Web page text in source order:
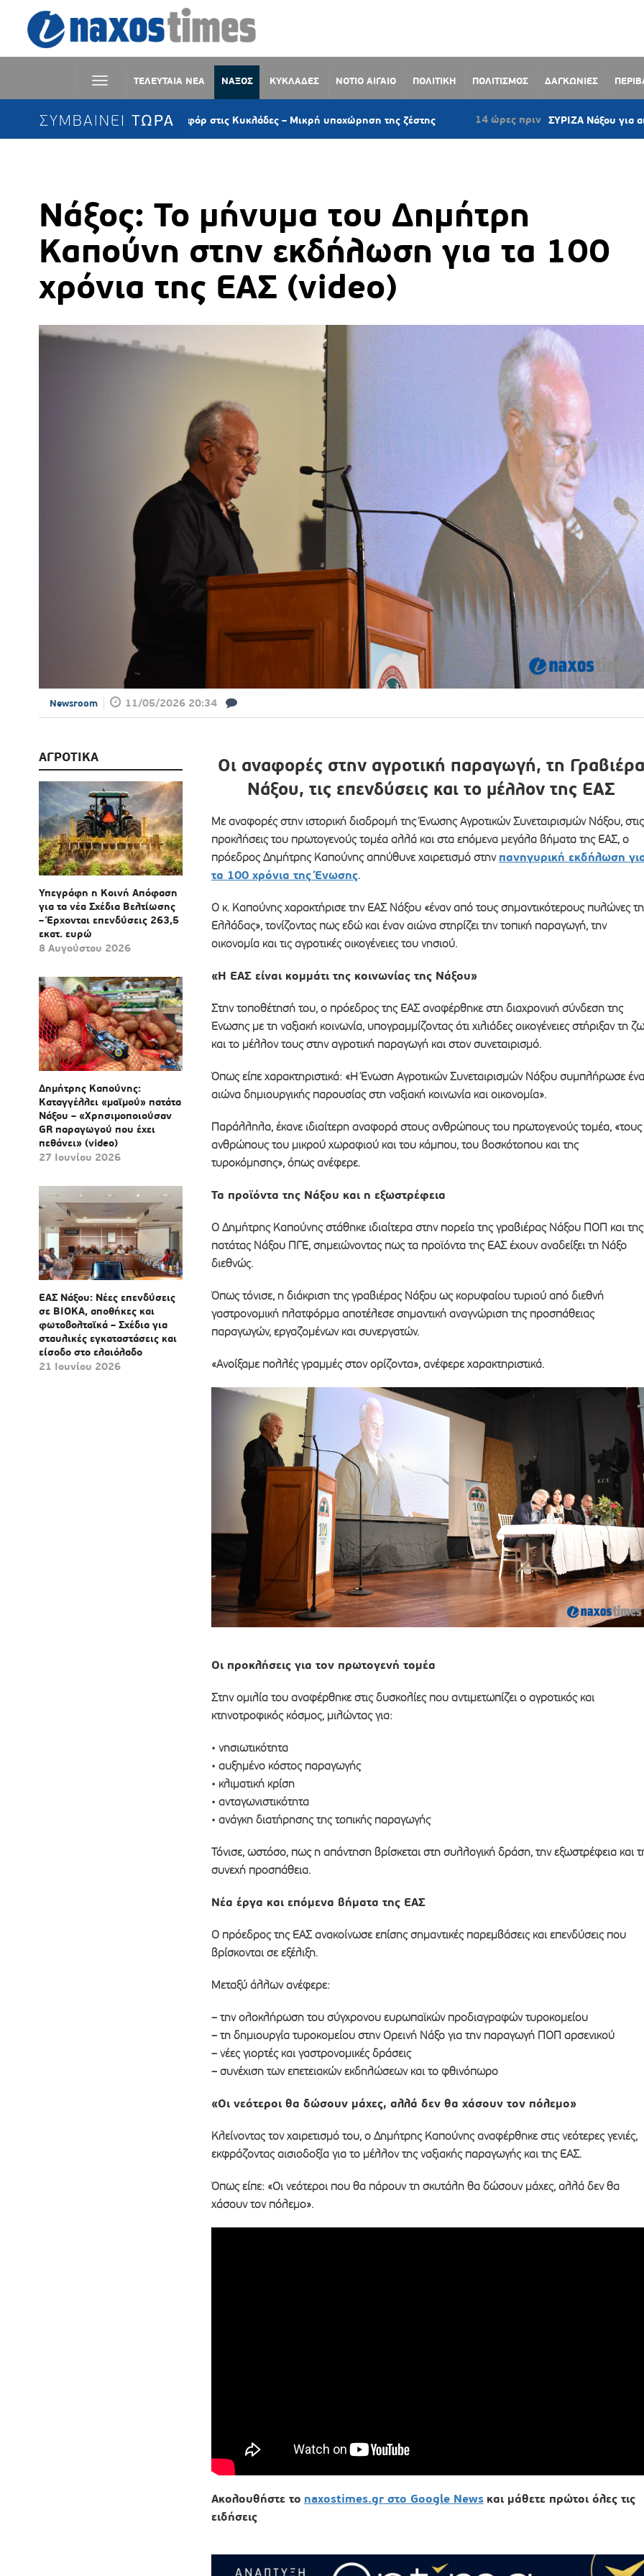
ΤΕΛΕΥΤΑΙΑ ΝΕΑ ΝΑΞΟΣ ΚΥΚΛΑΔΕΣ ΝΟΤΙΟ ΑΙΓΑΙΟ ΠΟΛΙΤΙΚΗ ΠΟΛΙΤΙΣΜΟΣ ΔΑΓΚΩΝΙΕΣ
ΣΥΜΒΑΙΝΕΙ ΤΩΡΑ
Μελτέμι έως 8 μποφόρ στις Κυκλάδες – Μικρή υποχώρηση της ζέστης 14 ώρες πριν ΣΥΡΙΖΑ Νάξου για αιολικά: «Η
Νάξος: Το μήνυμα του Δημήτρη
Καπούνη στην εκδήλωση για τα 100
χρόνια της ΕΑΣ (video)
Newsroom 11/05/2026 20:34
ΑΓΡΟΤΙΚΑ
Υπεγράφη η Κοινή Απόφαση
για τα νέα Σχέδια Βελτίωσης
– Έρχονται επενδύσεις 263,5
εκατ. ευρώ
8 Αυγούστου 2026
Δημήτρης Καπούνης:
Καταγγέλλει «μαϊμού» πατάτα
Νάξου – «Χρησιμοποιούσαν
GR παραγωγού που έχει
πεθάνει» (video)
27 Ιουνίου 2026
ΕΑΣ Νάξου: Νέες επενδύσεις
σε ΒΙΟΚΑ, αποθήκες και
φωτοβολταϊκά – Σχέδια για
σταυλικές εγκαταστάσεις και
είσοδο στο ελαιόλαδο
21 Ιουνίου 2026
Οι αναφορές στην αγροτική παραγωγή, τη
Νάξου, τις επενδύσεις και το μέλλον της ΕΑΣ
Με αναφορές στην ιστορική διαδρομή της Ένωσης Αγροτικών Συνεταιρισμών Νάξου, στις
προκλήσεις του πρωτογενούς τομέα αλλά και στα επόμενα μεγάλα βήματα της ΕΑΣ, ο
πρόεδρος Δημήτρης Καπούνης απηύθυνε χαιρετισμό στην πανηγυρική εκδήλωση
τα 100 χρόνια της Ένωσης.
Ο κ. Καπούνης χαρακτήρισε την ΕΑΣ Νάξου «έναν από τους σημαντικότερους πυλώνες
Ελλάδας», τονίζοντας πως εδώ και έναν αιώνα στηρίζει την τοπική παραγωγή, την
οικονομία και τις αγροτικές οικογένειες του νησιού.
«Η ΕΑΣ είναι κομμάτι της κοινωνίας της Νάξου»
Στην τοποθέτησή του, ο πρόεδρος της ΕΑΣ αναφέρθηκε στη διαχρονική σύνδεση της
Ένωσης με τη ναξιακή κοινωνία, υπογραμμίζοντας ότι χιλιάδες οικογένειες στήριξαν τη
και το μέλλον τους στην αγροτική παραγωγή και στον συνεταιρισμό.
Όπως είπε χαρακτηριστικά: «Η Ένωση Αγροτικών Συνεταιρισμών Νάξου συμπλήρωσε
αιώνα δημιουργικής παρουσίας στη ναξιακή κοινωνία και οικονομία».
Παράλληλα, έκανε ιδιαίτερη αναφορά στους ανθρώπους του πρωτογενούς τομέα, «τους
ανθρώπους του μικρού χωραφιού και του κάμπου, του βοσκότοπου και της
τυροκόμησης», όπως ανέφερε.
Τα προϊόντα της Νάξου και η εξωστρέφεια
Ο Δημήτρης Καπούνης στάθηκε ιδιαίτερα στην πορεία της γραβιέρας Νάξου ΠΟΠ και της
πατάτας Νάξου ΠΓΕ, σημειώνοντας πως τα προϊόντα της ΕΑΣ έχουν αναδείξει τη Νάξο
διεθνώς.
Όπως τόνισε, η διάκριση της γραβιέρας Νάξου ως κορυφαίου τυριού από διεθνή
γαστρονομική πλατφόρμα αποτέλεσε σημαντική αναγνώριση της προσπάθειας
παραγωγών, εργαζομένων και συνεργατών.
«Ανοίξαμε πολλές γραμμές στον ορίζοντα», ανέφερε χαρακτηριστικά.
Οι προκλήσεις για τον πρωτογενή τομέα
Στην ομιλία του αναφέρθηκε στις δυσκολίες που αντιμετωπίζει ο αγροτικός και
κτηνοτροφικός κόσμος, μιλώντας για:
• νησιωτικότητα
• αυξημένο κόστος παραγωγής
• κλιματική κρίση
• ανταγωνιστικότητα
• ανάγκη διατήρησης της τοπικής παραγωγής
Τόνισε, ωστόσο, πως η απάντηση βρίσκεται στη συλλογική δράση, την εξωστρέφεια και
συνεχή προσπάθεια.
Νέα έργα και επόμενα βήματα της ΕΑΣ
Ο πρόεδρος της ΕΑΣ ανακοίνωσε επίσης σημαντικές παρεμβάσεις και επενδύσεις που
βρίσκονται σε εξέλιξη.
Μεταξύ άλλων ανέφερε:
– την ολοκλήρωση του σύγχρονου ευρωπαϊκών προδιαγραφών τυροκομείου
– τη δημιουργία τυροκομείου στην Ορεινή Νάξο για την παραγωγή ΠΟΠ αρσενικού
– νέες γιορτές και γαστρονομικές δράσεις
– συνέχιση των επετειακών εκδηλώσεων και το φθινόπωρο
«Οι νεότεροι θα δώσουν μάχες, αλλά δεν θα χάσουν τον πόλεμο»
Κλείνοντας τον χαιρετισμό του, ο Δημήτρης Καπούνης αναφέρθηκε στις νεότερες γενιές,
εκφράζοντας αισιοδοξία για το μέλλον της ναξιακής παραγωγής και της ΕΑΣ.
Όπως είπε: «Οι νεότεροι που θα πάρουν τη σκυτάλη θα δώσουν μάχες, αλλά δεν θα
χάσουν τον πόλεμο».
Ακολουθήστε το naxostimes.gr στο Google News και μάθετε πρώτοι όλες τις
ειδήσεις